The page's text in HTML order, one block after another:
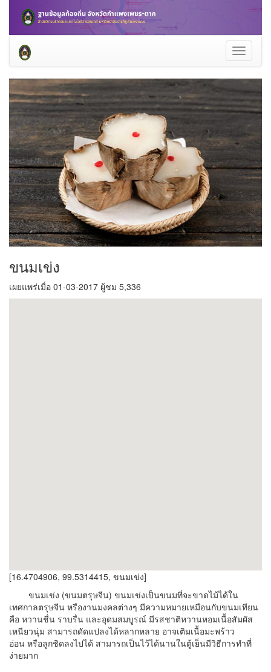
Toggle
ขนมเข่ง
เผยแพร่เมื่อ 01-03-2017 ผู้ชม 5,336
[16.4704906, 99.5314415, ขนมเข่ง]
ขนมเข่ง (ขนมตรุษจีน) ขนมเข่งเป็นขนมที่จะขาดไม้ได้ใน
เทศกาลตรุษจีน หรืองานมงคลต่างๆ มีความหมายเหมือนกับขนมเทียน
คือ หวานชื่น ราบรื่น และอุดมสมบูรณ์ มีรสชาติหวานหอมเนื้อสัมผัส
เหนียวนุ่ม สามารถดัดแปลงได้หลากหลาย อาจเติมเนื้อมะพร้าว
อ่อน หรือลูกชิดลงไปได้ สามารถเป็นไว้ได้นานในตู้เย็นมีวิธีการทำที่
ง่ายมาก